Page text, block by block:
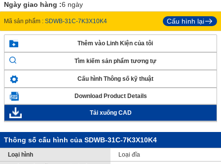
Ngày giao hàng :6 ngày
Mã sản phẩm : SDWB-31C-7K3X10K4 Cấu hình lại
Thêm vào Linh Kiện của tôi
Tìm kiếm sản phẩm tương tự
Cấu hình Thông số kỹ thuật
Download Product Details
Tải xuống CAD
Thông số cấu hình của SDWB-31C-7K3X10K4
Loại hình
Loại đĩa